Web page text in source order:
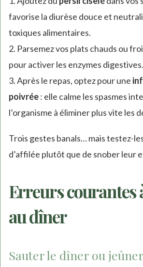
favorise la diurèse douce et
toxiques alimentaires.
2. Parsemez vos plats chauds ou
pour activer les enzymes digestives.
3. Après le repas, optez pour une
poivrée: elle calme les spasmes
l’organisme à éliminer plus vite les
Trois gestes banals… mais testez-
d’affilée plutôt que de snober leur
Erreurs courantes
au dîner
Sauter le dîner ou